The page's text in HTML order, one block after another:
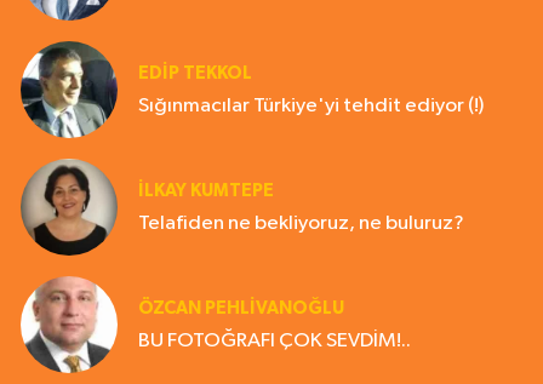
EDIP TEKKOL
Sığınmacılar Türkiye'yi tehdit ediyor (!)
İLKAY KUMTEPE
Telafiden ne bekliyoruz, ne buluruz?
ÖZCAN PEHLİVANOĞLU
BU FOTOĞRAFI ÇOK SEVDİM!..